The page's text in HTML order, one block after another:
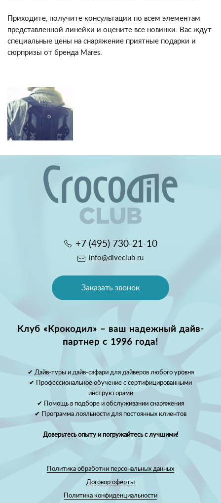
Приходите, получите консультации по всем элементам
представленной линейки и оцените все новинки. Вас ждут
специальные цены на снаряжение приятные подарки и
сюрпризы от бренда Mares.
+7 (495) 730-21-10
info@diveclub.ru
Заказать звонок
Клуб «Крокодил» – ваш надежный дайв-
партнер с 1996 года!
✔ Дайв-туры и дайв-сафари для дайверов любого уровня
✔ Профессиональное обучение с сертифицированными
инструкторами
✔ Помощь в подборе и обслуживании снаряжения
✔ Программа лояльности для постоянных клиентов
Доверьтесь опыту и погружайтесь с лучшими!
Политика обработки персональных данных
Договор оферты
Политика конфиденциальности